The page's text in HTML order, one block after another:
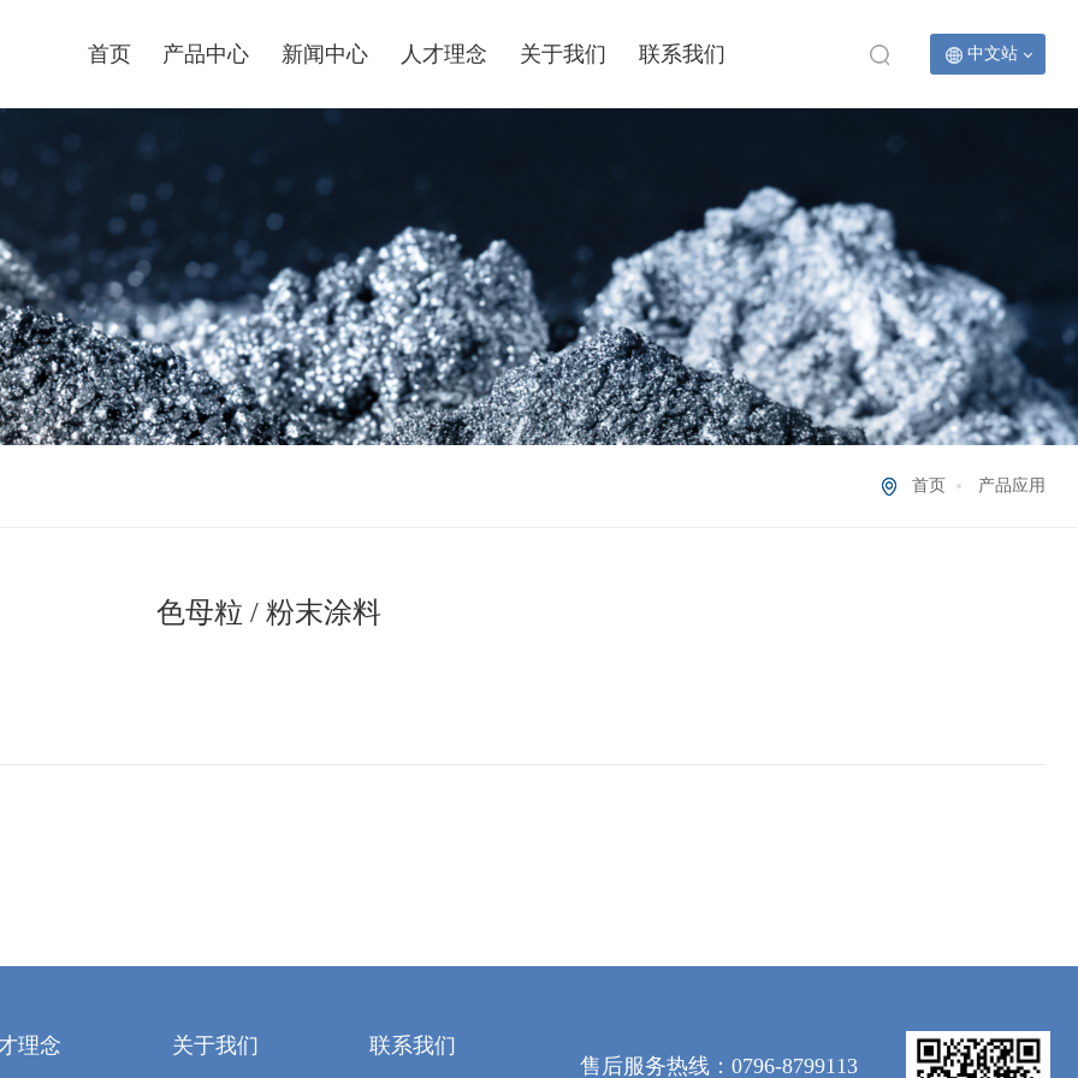
中文站
首页 产品中心 新闻中心 人才理念 关于我们 联系我们
首页 产品应用
色母粒 / 粉末涂料
理念 关于我们
联系我们
售后服务热线：0796-8799113